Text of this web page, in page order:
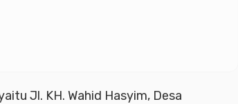
Jl. KH. Wahid Hasyim, Desa